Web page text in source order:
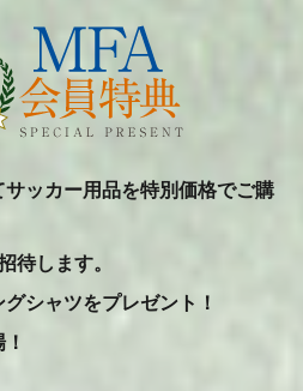
ッカー用品を特別価格でご購
待します。
シャツをプレゼント！